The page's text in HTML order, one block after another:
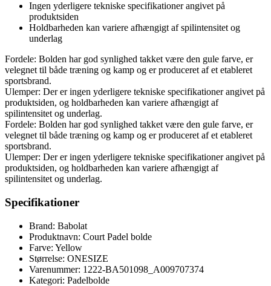
Ingen yderligere tekniske specifikationer angivet på
produktsiden
Holdbarheden kan variere afhængigt af spilintensitet og
underlag
Fordele: Bolden har god synlighed takket være den gule farve, er
velegnet til både træning og kamp og er produceret af et etableret
sportsbrand.
Ulemper: Der er ingen yderligere tekniske specifikationer angivet på
produktsiden, og holdbarheden kan variere afhængigt af
spilintensitet og underlag.
Fordele: Bolden har god synlighed takket være den gule farve, er
velegnet til både træning og kamp og er produceret af et etableret
sportsbrand.
Ulemper: Der er ingen yderligere tekniske specifikationer angivet på
produktsiden, og holdbarheden kan variere afhængigt af
spilintensitet og underlag.
Specifikationer
Brand: Babolat
Produktnavn: Court Padel bolde
Farve: Yellow
Størrelse: ONESIZE
Varenummer: 1222-BA501098_A009707374
Kategori: Padelbolde